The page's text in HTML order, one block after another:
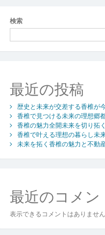
産
投
資
成
功
の
秘
訣
検索
最近の投稿
歴史と未来が交差する香椎が
香椎で見つける未来の理想郷
香椎の魅力全開未来を切り拓
香椎で叶える理想の暮らし未
未来を拓く香椎の魅力と不動
最近のコメン
表示できるコメントはありません